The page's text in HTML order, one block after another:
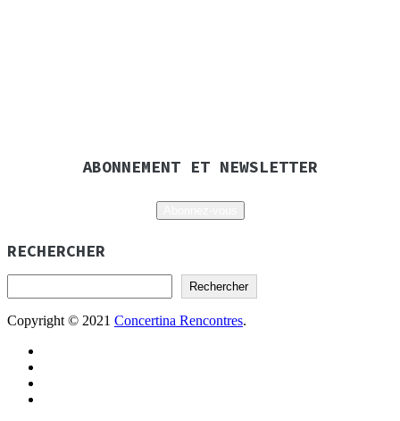
ABONNEMENT ET NEWSLETTER
RECHERCHER
Rechercher
Copyright © 2021 Concertina Rencontres.